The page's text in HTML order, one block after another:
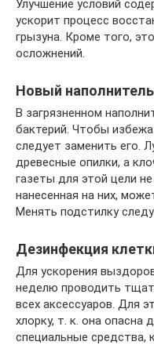
Улучшение условий
ускорит процесс
грызуна. Кроме того,
осложнений.
Новый наполнитель
В загрязненном
бактерий. Чтобы
следует заменить его.
древесные опилки, а
газеты для этой цели
нанесенная на них,
Менять подстилку
Дезинфекция
Для ускорения
неделю проводить
всех аксессуаров. Для
хлорку, т. к. она опасна
специальные средства,